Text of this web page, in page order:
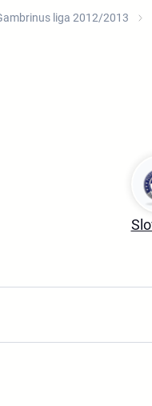
liga 2012/2013